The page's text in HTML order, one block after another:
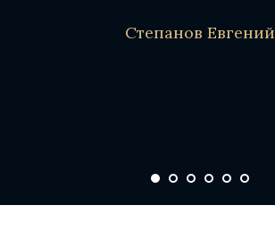
Степанов Евгений